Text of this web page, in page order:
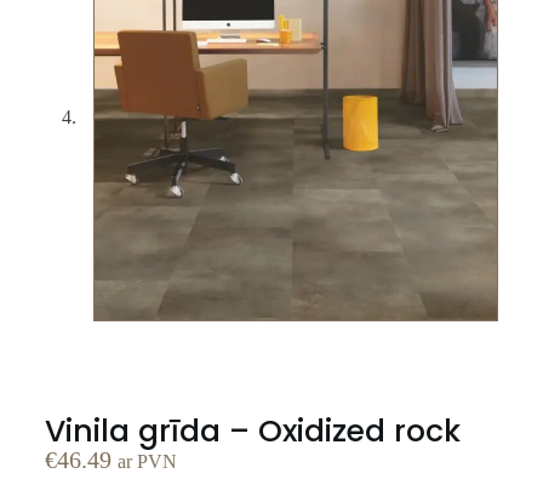
Vinila grīda – Oxidized rock
€46.49 ar PVN